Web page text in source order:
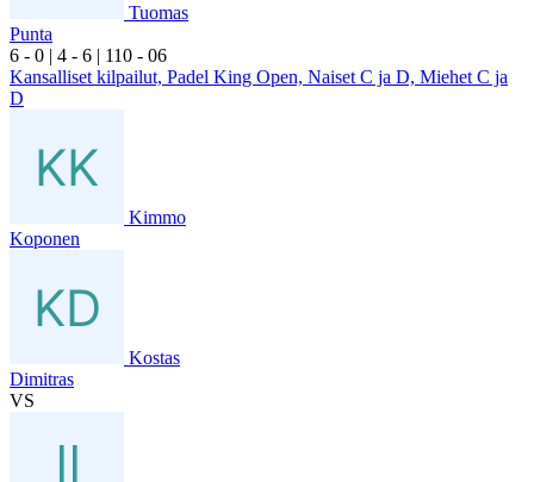
Tuomas
Punta
6 - 0 | 4 - 6 | 110 - 06
Kansalliset kilpailut, Padel King Open, Naiset C ja D, Miehet C ja
D
Kimmo
Koponen
Kostas
Dimitras
VS